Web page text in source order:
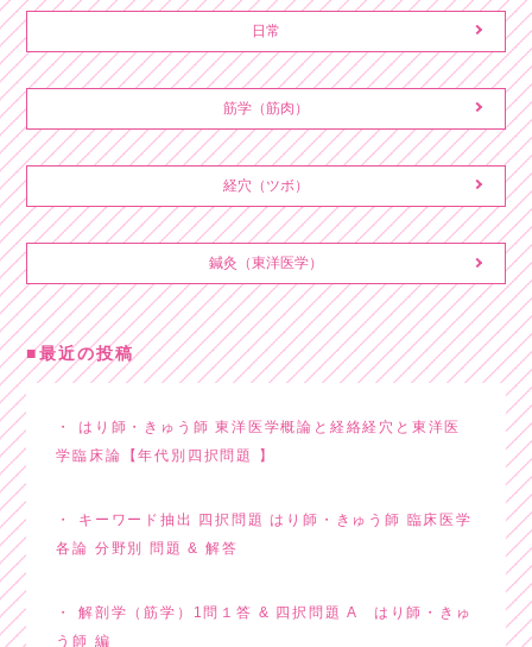
日常
筋学（筋肉）
経穴（ツボ）
鍼灸（東洋医学）
最近の投稿
はり師・きゅう師 東洋医学概論と経絡経穴と東洋医
学臨床論【年代別四択問題 】
キーワード抽出 四択問題 はり師・きゅう師 臨床医学
各論 分野別 問題 & 解答
解剖学（筋学）1問１答 & 四択問題 A はり師・きゅ
う師 編